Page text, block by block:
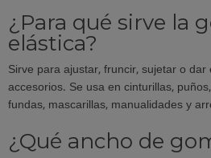
¿Para qué sirve la
elástica?
Sirve para ajustar, fruncir, sujetar o
accesorios. Se usa en cinturillas,
fundas, mascarillas, manualidades y
¿Qué ancho de